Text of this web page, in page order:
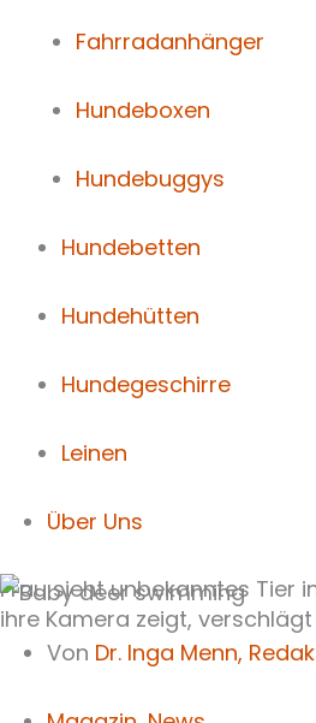
Fahrradanhänger
Hundeboxen
Hundebuggys
Hundebetten
Hundehütten
Hundegeschirre
Leinen
Über Uns
Frau sieht unbekanntes Tier
ihre Kamera zeigt,
Von Dr. Inga Menn,